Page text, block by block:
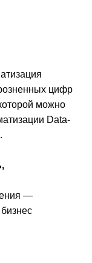
цифр
можно
Data-
—